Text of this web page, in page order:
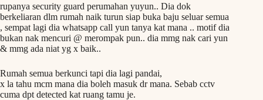
rupanya security guard perumahan yuyun.. Dia dok
berkeliaran dlm rumah naik turun siap buka baju seluar semua
, sempat lagi dia whatsapp call yun tanya kat mana .. motif dia
bukan nak mencuri @ merompak pun.. dia mmg nak cari yun
& mmg ada niat yg x baik..
Rumah semua berkunci tapi dia lagi pandai,
x la tahu mcm mana dia boleh masuk dr mana. Sebab cctv
cuma dpt detected kat ruang tamu je.